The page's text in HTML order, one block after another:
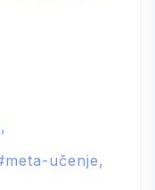
meta-učenje